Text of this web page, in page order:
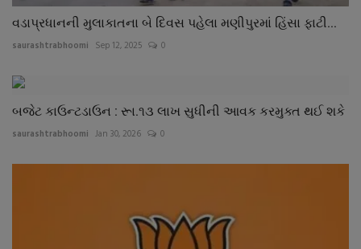
વડાપ્રધાનની મુલાકાતના બે દિવસ પહેલા મણીપુરમાં હિંસા ફાટી...
saurashtrabhoomi Sep 12, 2025 0
બજેટ કાઉન્ટડાઉન : રૂા.૧૩ લાખ સુધીની આવક કરમુક્ત થઈ શકે
saurashtrabhoomi Jan 30, 2026 0